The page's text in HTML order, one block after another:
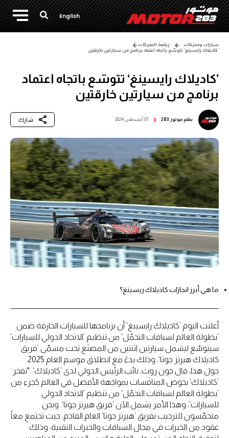
English
سيارات ومحركات
رياضة المحركات
’كاديلاك رايسينغ‘ تتوسّع باتجاه اعتماد برنامج من سيارتين خارقتين
’كاديلاك رايسينغ‘ تتوسّع باتجاه اعتماد
برنامج من سيارتين خارقتين
بقلمموتور 283 07 أغسطس 2024 شارك
ما هي أبرز انجازات كاديلاك ريسينغ؟
أعلنت اليوم ’كاديلاك رايسينغ‘ أن برنامجها للسيارات الخارقة ضمن
’بطولة العالم لسباقات التحمّل‘ من تنظيم ’الاتحاد الدولي للسيارات‘
سيتوسّع ليشمل سيارتين اثنتين من المصنَع تحت مسمّى ’فريق
كاديلاك هيرتز جوتا‘، وذلك بدءً مع انطلاق موسم العام 2025.
حول هذا، قال جون روث، نائب الرئيس الدولي لدى ’كاديلاك‘: "تفخر
’كاديلاك‘ بخوض المنافَسات بمواجَهة الأفضل في العالم كجزء من
’بطولة العالم لسباقات التحمّل‘ من تنظيم ’الاتحاد الدولي
للسيارات‘، وهذا الأمر يشمل الآن ’فريق هيرتز جوتا‘. ونحن
متحمّسون للترحيب بفريق ’هيرتز جوتا‘ العام القادم، حيث تجتمع معاً
عقود من الخبرات في مجال السباقات والخبرات التقنية، وذلك